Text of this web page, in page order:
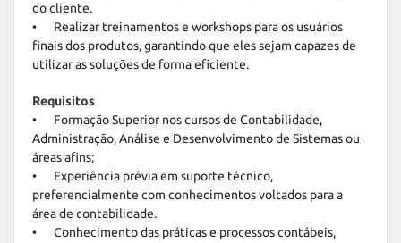
do cliente.
•	Realizar treinamentos e workshops para os usuários
finais dos produtos, garantindo que eles sejam capazes de
utilizar as soluções de forma eficiente.
Requisitos
•	Formação Superior nos cursos de Contabilidade,
Administração, Análise e Desenvolvimento de Sistemas ou
áreas afins;
•	Experiência prévia em suporte técnico,
preferencialmente com conhecimentos voltados para a
área de contabilidade.
•	Conhecimento das práticas e processos contábeis,